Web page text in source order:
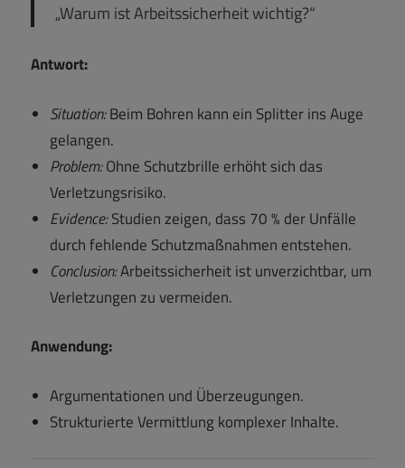
„Warum ist Arbeitssicherheit wichtig?“
Antwort:
Situation:Beim Bohren kann ein Splitter ins Auge
gelangen.
Problem:Ohne Schutzbrille erhöht sich das
Verletzungsrisiko.
Evidence:Studien zeigen, dass 70 % der Unfälle
durch fehlende Schutzmaßnahmen entstehen.
Conclusion:Arbeitssicherheit ist unverzichtbar, um
Verletzungen zu vermeiden.
Anwendung:
Argumentationen und Überzeugungen.
Strukturierte Vermittlung komplexer Inhalte.